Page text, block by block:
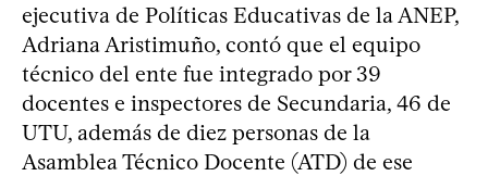
ejecutiva de Políticas Educativas de la ANEP,
Adriana Aristimuño, contó que el equipo
técnico del ente fue integrado por 39
docentes e inspectores de Secundaria, 46 de
UTU, además de diez personas de la
Asamblea Técnico Docente (ATD) de ese